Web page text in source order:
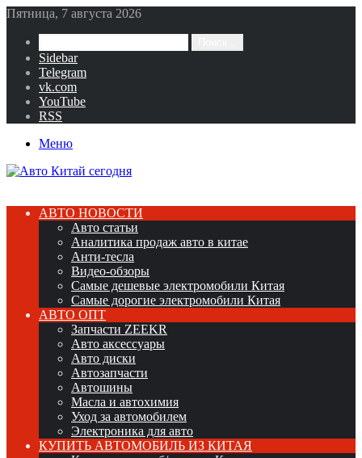
Пятница, 7 августа 2026
Sidebar
Telegram
vk.com
YouTube
RSS
Меню
АВТО НОВОСТИ
Авто статьи
Аналитика продаж авто в китае
Анти-тесла
Видео-обзоры
Самые дешевые электромобили Китая
Самые дорогие электромобили Китая
АВТО ОПТ
Запчасти ZEEKR
Авто аксессуары
Авто диски
Автозапчасти
Автошины
Масла и автохимия
Уход за автомобилем
Электроника для авто
КУПИТЬ АВТОМОБИЛЬ ИЗ КИТАЯ